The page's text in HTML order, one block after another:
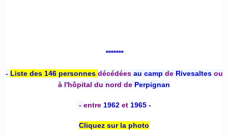
*******
- Liste des 146 personnes décédées au camp deRivesaltesou
à l'hôpital du nord de Perpignan
- entre 1962 et 1965 -
Cliquez sur la photo